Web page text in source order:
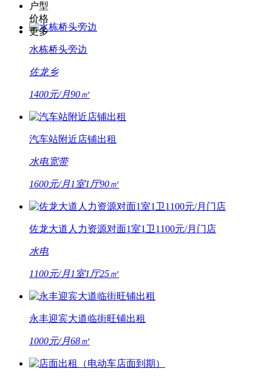
户型
价格
更多
水栋桥头旁边
佐龙乡
1400元/月90㎡
汽车站附近店铺出租
水电宽带
1600元/月1室1厅90㎡
佐龙大道人力资源对面1室1卫1100元/月门店
水电
1100元/月1室1厅25㎡
永丰迎宾大道临街旺铺出租
1000元/月68㎡